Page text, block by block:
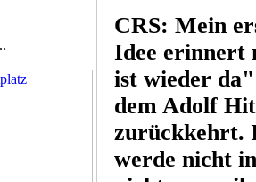
CRS: Mein
Idee erinnert
ist wieder
dem Adolf
zurückkehrt.
werde nicht